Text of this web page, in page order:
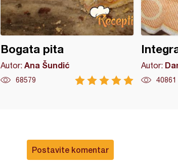
Bogata pita
Autor: Ana Šundić
68579
Autor:
40861
Postavite komentar